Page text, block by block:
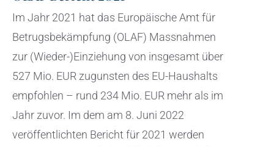
Im Jahr 2021 hat das Europäische Amt für
Betrugsbekämpfung (OLAF) Massnahmen
zur (Wieder-)Einziehung von insgesamt über
527 Mio. EUR zugunsten des EU-Haushalts
empfohlen – rund 234 Mio. EUR mehr als im
Jahr zuvor. Im dem am 8. Juni 2022
veröffentlichten Bericht für 2021 werden